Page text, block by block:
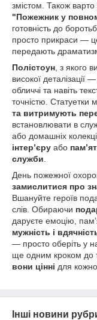
змістом. Також
"Пожежник у
готовність до
просто прикраси —
передають
Полістоун , з якого
високої деталізації
обличчі та навіть
точністю. Статуетки
та витримують
встановлювати в
або домашніх
інтер’єру або
служби
День пожежної
замислитися про
Вшануйте героїв
слів. Обираючи
даруєте емоцію,
мужність і
— просто оберіть у
ще одним кроком до
вони цінні для
Інші новини